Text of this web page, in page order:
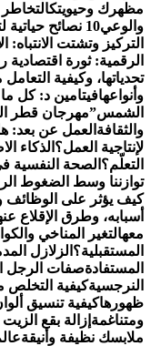
مظهرك وحيويتك
والوعي10 نصائح حياتية لتحسين جودة حياتك وتحقيق السعادة
التركيز وتشتت
الرقمية: ثورة اقتصادية
تحدياتها، وكيفية التعامل
وأنواعهافيتامين د: كل
الشمس”
والثقافة العمل عن بعد:
لإنتاجية العمل؟ الذكاء
التعلّم؟ الصحة النفسية
توازننا وسط الضغوط
كيف يؤثر على الوظائف
أسبابه، وطرق الإقلاع
معهالتغير المناخي
المستقبلية؟ الزلازل
المستفادةصفات الرجل
النرجسيةكيفية
ظهورهاكيفية تنسيق
ومتناغمة إزالة بقع
ملابسك نظيفة وأنيقة